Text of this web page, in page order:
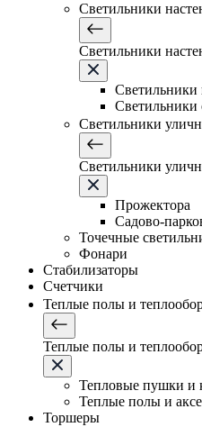
Светильники
Светильники
Светильники
Светильники
Светильники
Светильники
Прожектора
Садово-
Точечные
Фонари
Стабилизаторы
Счетчики
Теплые полы и
Теплые полы и
Тепловые пушки и
Теплые полы и
Торшеры